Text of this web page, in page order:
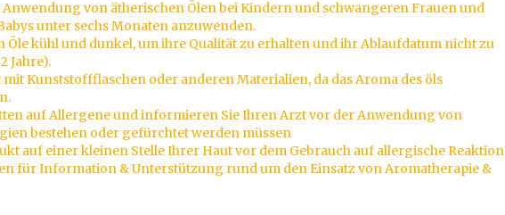
Anwendung von ätherischen Ölen bei Kindern und schwangeren Frauen und
unter sechs Monaten anzuwenden.
Öle kühl und dunkel, um ihre Qualität zu erhalten und ihr Ablaufdatum nicht zu
Jahre).
Kunststoffflaschen oder anderen Materialien, da das Aroma des öls
auf Allergene und informieren Sie Ihren Arzt vor der Anwendung von
bestehen oder gefürchtet werden müssen
auf einer kleinen Stelle Ihrer Haut vor dem Gebrauch auf allergische Reaktion
für Information & Unterstützung rund um den Einsatz von Aromatherapie &